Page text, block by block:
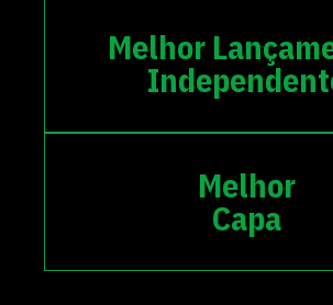
Melhor
Melhor
Capa